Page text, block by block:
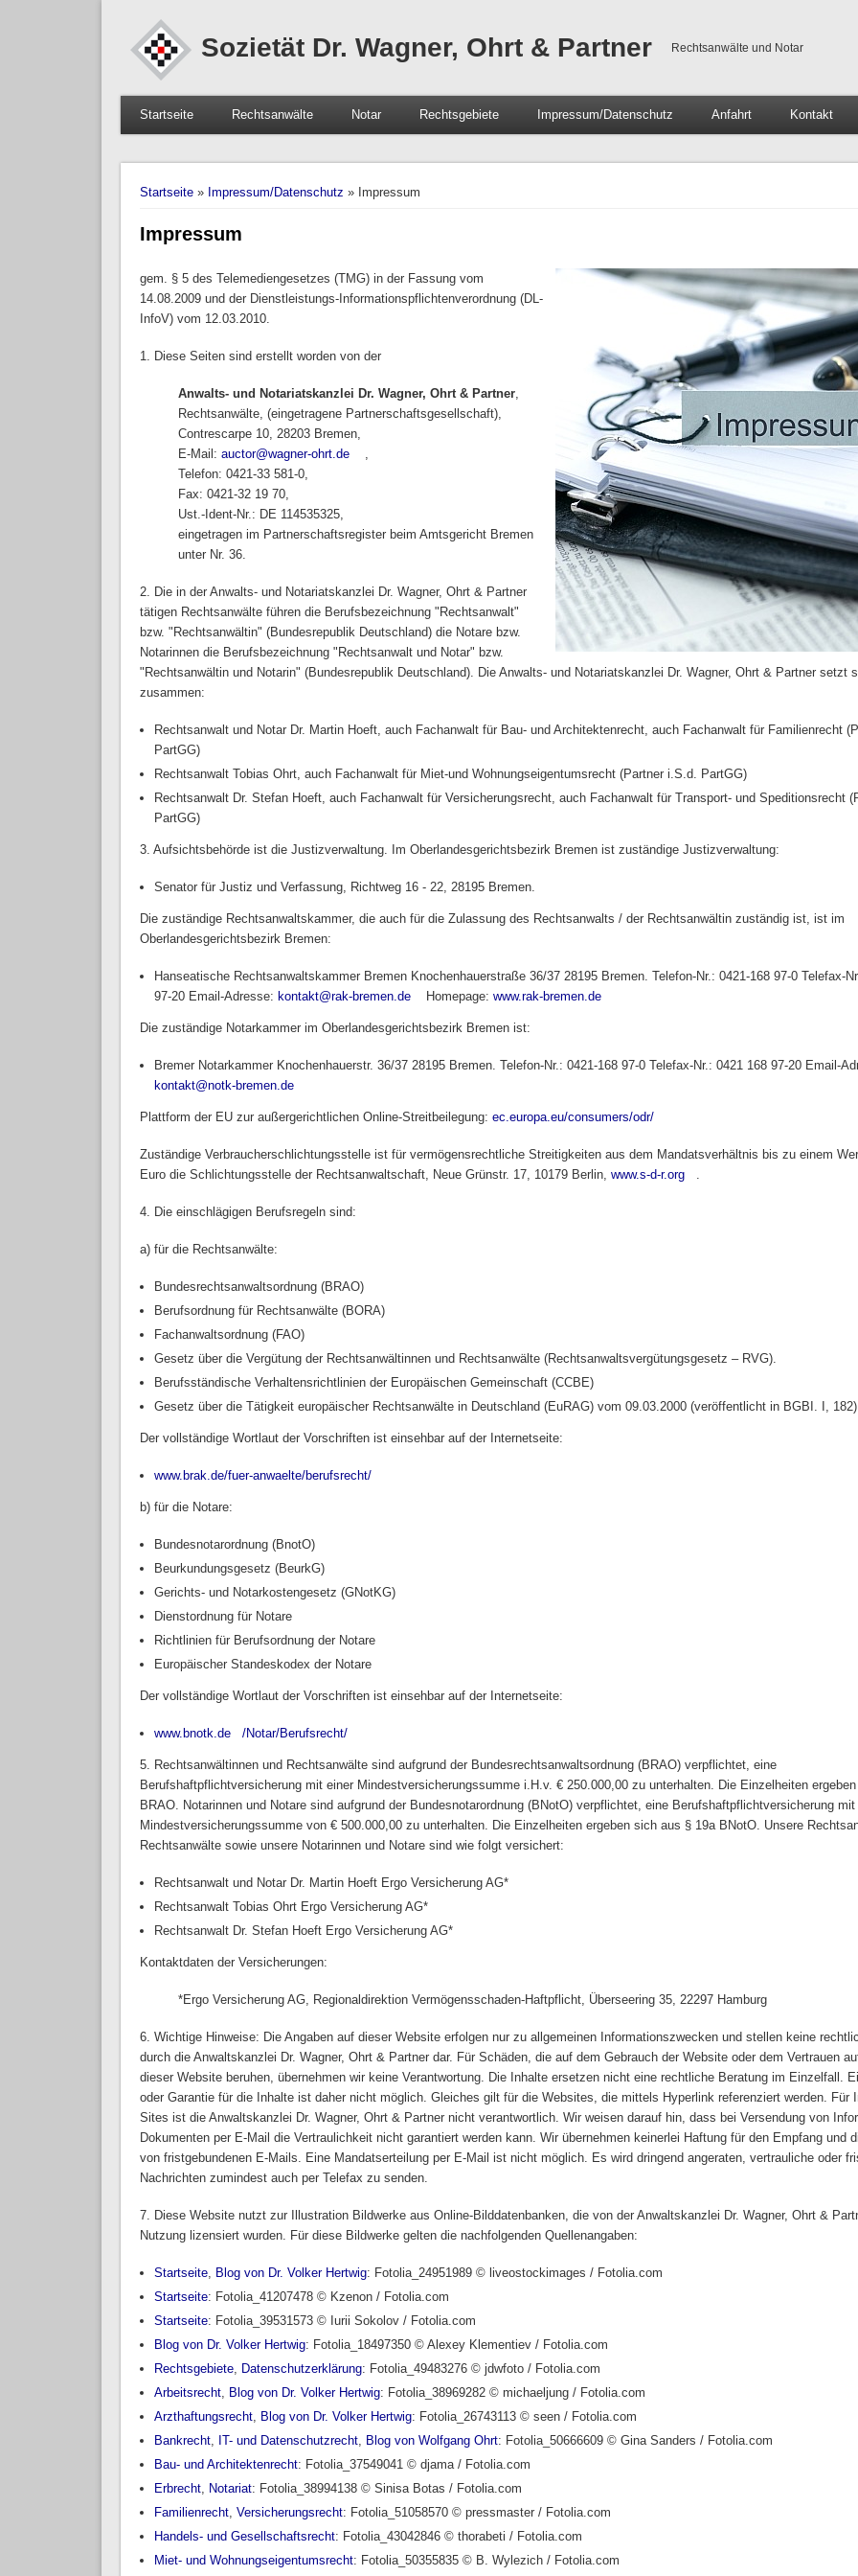
Sozietät Dr. Wagner, Ohrt & Partner Rechtsanwälte und Notar
Startseite Rechtsanwälte Notar Rechtsgebiete Impressum/Datenschutz Anfahrt Kontakt
Sie sind hier
Startseite» Impressum/Datenschutz » Impressum
Impressum
gem. § 5 des Telemediengesetzes (TMG) in der Fassung vom
14.08.2009 und der Dienstleistungs-Informationspflichtenverordnung (DL-
InfoV) vom 12.03.2010.
1. Diese Seiten sind erstellt worden von der
Anwalts- und Notariatskanzlei Dr. Wagner, Ohrt & Partner,
Rechtsanwälte, (eingetragene Partnerschaftsgesellschaft),
Contrescarpe 10, 28203 Bremen,
E-Mail: auctor@wagner-ohrt.de(link sends e-mail)
,
Telefon: 0421-33 581-0,
Fax: 0421-32 19 70,
Ust.-Ident-Nr.: DE 114535325,
eingetragen im Partnerschaftsregister beim Amtsgericht Bremen
unter Nr. 36.
2. Die in der Anwalts- und Notariatskanzlei Dr. Wagner, Ohrt & Partner
tätigen Rechtsanwälte führen die Berufsbezeichnung "Rechtsanwalt"
bzw. "Rechtsanwältin" (Bundesrepublik Deutschland) die Notare bzw.
Notarinnen die Berufsbezeichnung "Rechtsanwalt und Notar" bzw.
"Rechtsanwältin und Notarin" (Bundesrepublik Deutschland). Die Anwalts- und Notariatskanzlei Dr. Wagner, Ohrt & Partner setzt
zusammen:
Rechtsanwalt und Notar Dr. Martin Hoeft, auch Fachanwalt für Bau- und Architektenrecht, auch Fachanwalt für Familienrecht
PartGG)
Rechtsanwalt Tobias Ohrt, auch Fachanwalt für Miet-und Wohnungseigentumsrecht (Partner i.S.d. PartGG)
Rechtsanwalt Dr. Stefan Hoeft, auch Fachanwalt für Versicherungsrecht, auch Fachanwalt für Transport- und Speditionsrecht
PartGG)
3. Aufsichtsbehörde ist die Justizverwaltung. Im Oberlandesgerichtsbezirk Bremen ist zuständige Justizverwaltung:
Senator für Justiz und Verfassung, Richtweg 16 - 22, 28195 Bremen.
Die zuständige Rechtsanwaltskammer, die auch für die Zulassung des Rechtsanwalts / der Rechtsanwältin zuständig ist, ist im
Oberlandesgerichtsbezirk Bremen:
Hanseatische Rechtsanwaltskammer Bremen Knochenhauerstraße 36/37 28195 Bremen. Telefon-Nr.: 0421-168 97-0 Telefax-
97-20 Email-Adresse: kontakt@rak-bremen.de(link sends e-mail)
Homepage: www.rak-bremen.de(link is external)
Die zuständige Notarkammer im Oberlandesgerichtsbezirk Bremen ist:
Bremer Notarkammer Knochenhauerstr. 36/37 28195 Bremen. Telefon-Nr.: 0421-168 97-0 Telefax-Nr.: 0421 168 97-20 Email-
kontakt@notk-bremen.de(link sends e-mail)
Plattform der EU zur außergerichtlichen Online-Streitbeilegung: ec.europa.eu/consumers/odr/(link is external)
Zuständige Verbraucherschlichtungsstelle ist für vermögensrechtliche Streitigkeiten aus dem Mandatsverhältnis bis zu einem
Euro die Schlichtungsstelle der Rechtsanwaltschaft, Neue Grünstr. 17, 10179 Berlin, www.s-d-r.org(link is external)
.
4. Die einschlägigen Berufsregeln sind:
a) für die Rechtsanwälte:
Bundesrechtsanwaltsordnung (BRAO)
Berufsordnung für Rechtsanwälte (BORA)
Fachanwaltsordnung (FAO)
Gesetz über die Vergütung der Rechtsanwältinnen und Rechtsanwälte (Rechtsanwaltsvergütungsgesetz – RVG).
Berufsständische Verhaltensrichtlinien der Europäischen Gemeinschaft (CCBE)
Gesetz über die Tätigkeit europäischer Rechtsanwälte in Deutschland (EuRAG) vom 09.03.2000 (veröffentlicht in BGBI. I,
Der vollständige Wortlaut der Vorschriften ist einsehbar auf der Internetseite:
www.brak.de/fuer-anwaelte/berufsrecht/(link is external)
b) für die Notare:
Bundesnotarordnung (BnotO)
Beurkundungsgesetz (BeurkG)
Gerichts- und Notarkostengesetz (GNotKG)
Dienstordnung für Notare
Richtlinien für Berufsordnung der Notare
Europäischer Standeskodex der Notare
Der vollständige Wortlaut der Vorschriften ist einsehbar auf der Internetseite:
www.bnotk.de(link is external)
/Notar/Berufsrecht/(link is external)
5. Rechtsanwältinnen und Rechtsanwälte sind aufgrund der Bundesrechtsanwaltsordnung (BRAO) verpflichtet, eine
Berufshaftpflichtversicherung mit einer Mindestversicherungssumme i.H.v. € 250.000,00 zu unterhalten. Die Einzelheiten
BRAO. Notarinnen und Notare sind aufgrund der Bundesnotarordnung (BNotO) verpflichtet, eine Berufshaftpflichtversicherung mit
Mindestversicherungssumme von € 500.000,00 zu unterhalten. Die Einzelheiten ergeben sich aus § 19a BNotO. Unsere
Rechtsanwälte sowie unsere Notarinnen und Notare sind wie folgt versichert:
Rechtsanwalt und Notar Dr. Martin Hoeft Ergo Versicherung AG*
Rechtsanwalt Tobias Ohrt Ergo Versicherung AG*
Rechtsanwalt Dr. Stefan Hoeft Ergo Versicherung AG*
Kontaktdaten der Versicherungen:
*Ergo Versicherung AG, Regionaldirektion Vermögensschaden-Haftpflicht, Überseering 35, 22297 Hamburg
6. Wichtige Hinweise: Die Angaben auf dieser Website erfolgen nur zu allgemeinen Informationszwecken und stellen keine
durch die Anwaltskanzlei Dr. Wagner, Ohrt & Partner dar. Für Schäden, die auf dem Gebrauch der Website oder dem Vertrauen
dieser Website beruhen, übernehmen wir keine Verantwortung. Die Inhalte ersetzen nicht eine rechtliche Beratung im Einzelfall.
oder Garantie für die Inhalte ist daher nicht möglich. Gleiches gilt für die Websites, die mittels Hyperlink referenziert werden. Für
Sites ist die Anwaltskanzlei Dr. Wagner, Ohrt & Partner nicht verantwortlich. Wir weisen darauf hin, dass bei Versendung von
Dokumenten per E-Mail die Vertraulichkeit nicht garantiert werden kann. Wir übernehmen keinerlei Haftung für den Empfang und
von fristgebundenen E-Mails. Eine Mandatserteilung per E-Mail ist nicht möglich. Es wird dringend angeraten, vertrauliche oder
Nachrichten zumindest auch per Telefax zu senden.
7. Diese Website nutzt zur Illustration Bildwerke aus Online-Bilddatenbanken, die von der Anwaltskanzlei Dr. Wagner, Ohrt &
Nutzung lizensiert wurden. Für diese Bildwerke gelten die nachfolgenden Quellenangaben:
Startseite, Blog von Dr. Volker Hertwig: Fotolia_24951989 © liveostockimages / Fotolia.com
Startseite: Fotolia_41207478 © Kzenon / Fotolia.com
Startseite: Fotolia_39531573 © Iurii Sokolov / Fotolia.com
Blog von Dr. Volker Hertwig: Fotolia_18497350 © Alexey Klementiev / Fotolia.com
Rechtsgebiete, Datenschutzerklärung: Fotolia_49483276 © jdwfoto / Fotolia.com
Arbeitsrecht, Blog von Dr. Volker Hertwig: Fotolia_38969282 © michaeljung / Fotolia.com
Arzthaftungsrecht, Blog von Dr. Volker Hertwig: Fotolia_26743113 © seen / Fotolia.com
Bankrecht, IT- und Datenschutzrecht, Blog von Wolfgang Ohrt: Fotolia_50666609 © Gina Sanders / Fotolia.com
Bau- und Architektenrecht: Fotolia_37549041 © djama / Fotolia.com
Erbrecht, Notariat: Fotolia_38994138 © Sinisa Botas / Fotolia.com
Familienrecht, Versicherungsrecht: Fotolia_51058570 © pressmaster / Fotolia.com
Handels- und Gesellschaftsrecht: Fotolia_43042846 © thorabeti / Fotolia.com
Miet- und Wohnungseigentumsrecht: Fotolia_50355835 © B. Wylezich / Fotolia.com